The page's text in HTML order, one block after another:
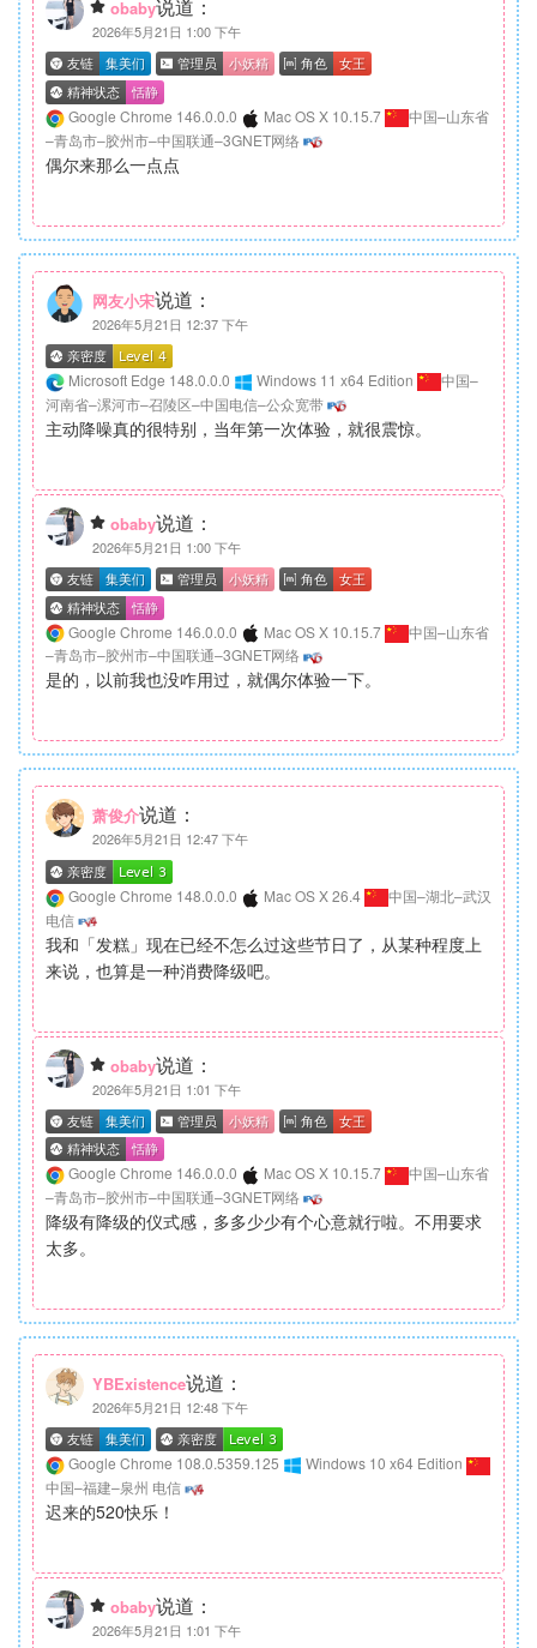
obaby说道：
2026年5月21日 1:00 下午
Google Chrome 146.0.0.0 Mac OS X 10.15.7
中国–山东省
–青岛市–胶州市–中国联通–3GNET网络
偶尔来那么一点点
网友小宋说道：
2026年5月21日 12:37 下午
Microsoft Edge 148.0.0.0 Windows 11 x64 Edition
中国–
河南省–漯河市–召陵区–中国电信–公众宽带
主动降噪真的很特别，当年第一次体验，就很震惊。
obaby说道：
2026年5月21日 1:00 下午
Google Chrome 146.0.0.0 Mac OS X 10.15.7
中国–山东省
–青岛市–胶州市–中国联通–3GNET网络
是的，以前我也没咋用过，就偶尔体验一下。
萧俊介说道：
2026年5月21日 12:47 下午
Google Chrome 148.0.0.0 Mac OS X 26.4
中国–湖北–武汉
电信
我和「发糕」现在已经不怎么过这些节日了，从某种程度上
来说，也算是一种消费降级吧。
obaby说道：
2026年5月21日 1:01 下午
Google Chrome 146.0.0.0 Mac OS X 10.15.7
中国–山东省
–青岛市–胶州市–中国联通–3GNET网络
降级有降级的仪式感，多多少少有个心意就行啦。不用要求
太多。
YBExistence说道：
2026年5月21日 12:48 下午
Google Chrome 108.0.5359.125
Windows 10 x64 Edition
中国–福建–泉州 电信
迟来的520快乐！
obaby说道：
2026年5月21日 1:01 下午